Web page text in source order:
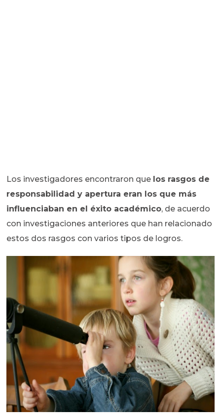
Los investigadores encontraron que los rasgos de
responsabilidad y apertura eran los que más
influenciaban en el éxito académico, de acuerdo
con investigaciones anteriores que han relacionado
estos dos rasgos con varios tipos de logros.